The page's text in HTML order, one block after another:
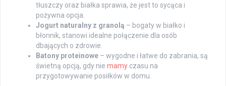
tłuszczy oraz białka sprawia, że jest to sycąca i
pożywna opcja.
Jogurt naturalny z granolą – bogaty w białko i
błonnik, stanowi idealne połączenie dla osób
dbających o zdrowie.
Batony proteinowe – wygodne i łatwe do zabrania, są
świetną opcją, gdy nie mamy czasu na
przygotowywanie posiłków w domu.